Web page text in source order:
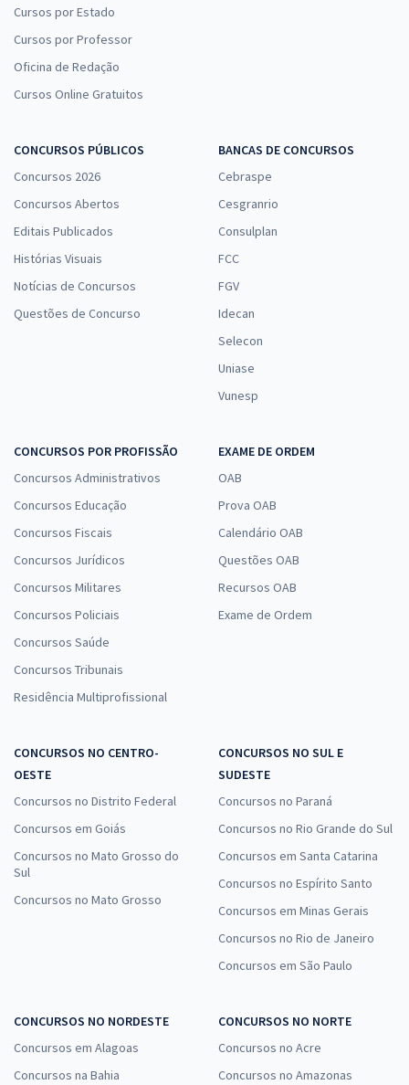
Cursos por Estado
Cursos por Professor
Oficina de Redação
Cursos Online Gratuitos
CONCURSOS PÚBLICOS
Concursos 2026
Concursos Abertos
Editais Publicados
Histórias Visuais
Notícias de Concursos
Questões de Concurso
BANCAS DE CONCURSOS
Cebraspe
Cesgranrio
Consulplan
FCC
FGV
Idecan
Selecon
Uniase
Vunesp
CONCURSOS POR PROFISSÃO
Concursos Administrativos
Concursos Educação
Concursos Fiscais
Concursos Jurídicos
Concursos Militares
Concursos Policiais
Concursos Saúde
Concursos Tribunais
Residência Multiprofissional
EXAME DE ORDEM
OAB
Prova OAB
Calendário OAB
Questões OAB
Recursos OAB
Exame de Ordem
CONCURSOS NO CENTRO-
OESTE
Concursos no Distrito Federal
Concursos em Goiás
Concursos no Mato Grosso do
Sul
Concursos no Mato Grosso
CONCURSOS NO SUL E
SUDESTE
Concursos no Paraná
Concursos no Rio Grande do Sul
Concursos em Santa Catarina
Concursos no Espírito Santo
Concursos em Minas Gerais
Concursos no Rio de Janeiro
Concursos em São Paulo
CONCURSOS NO NORDESTE
Concursos em Alagoas
Concursos na Bahia
CONCURSOS NO NORTE
Concursos no Acre
Concursos no Amazonas